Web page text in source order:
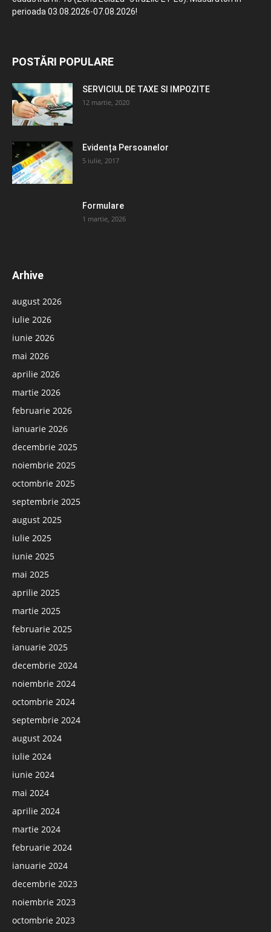
perioada 03.08.2026-07.08.2026!
POSTĂRI POPULARE
SERVICIUL DE TAXE SI IMPOZITE
12 martie, 2020
Evidența Persoanelor
5 iulie, 2017
Formulare
1 martie, 2026
Arhive
august 2026
iulie 2026
iunie 2026
mai 2026
aprilie 2026
martie 2026
februarie 2026
ianuarie 2026
decembrie 2025
noiembrie 2025
octombrie 2025
septembrie 2025
august 2025
iulie 2025
iunie 2025
mai 2025
aprilie 2025
martie 2025
februarie 2025
ianuarie 2025
decembrie 2024
noiembrie 2024
octombrie 2024
septembrie 2024
august 2024
iulie 2024
iunie 2024
mai 2024
aprilie 2024
martie 2024
februarie 2024
ianuarie 2024
decembrie 2023
noiembrie 2023
octombrie 2023